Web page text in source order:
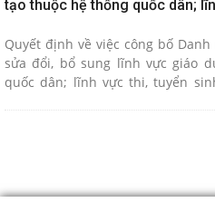
tạo thuộc hệ thống quốc dân;
Quyết định về việc công bố
sửa đổi, bổ sung lĩnh vực giáo
quốc dân; lĩnh vực thi, tuyển